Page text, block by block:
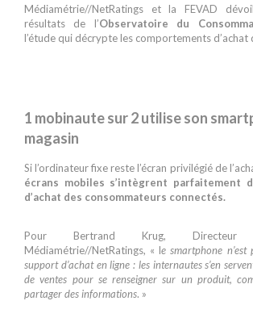
Médiamétrie//NetRatings et la FEVAD
résultats de l’Observatoire du
l’étude qui décrypte les comportements d’achat
1 mobinaute sur 2 utilise son
magasin
Si l’ordinateur fixe reste l’écran privilégié de
écrans mobiles s’intègrent parfaitement
d’achat des consommateurs connectés.
Pour Bertrand Krug,
Médiamétrie//NetRatings, « le smartphone n’est
support d’achat en ligne : les internautes s’en
de ventes pour se renseigner sur un produit,
partager des informations. »